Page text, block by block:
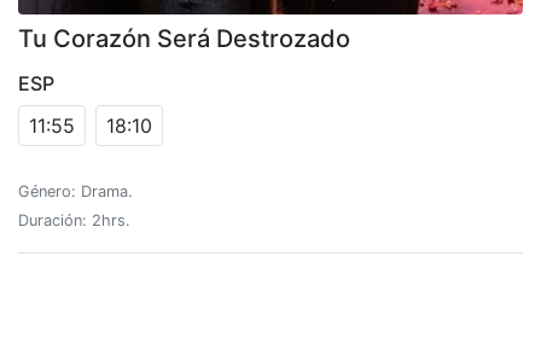
Tu Corazón Será Destrozado
ESP
11:55
18:10
Género: Drama.
Duración: 2hrs.